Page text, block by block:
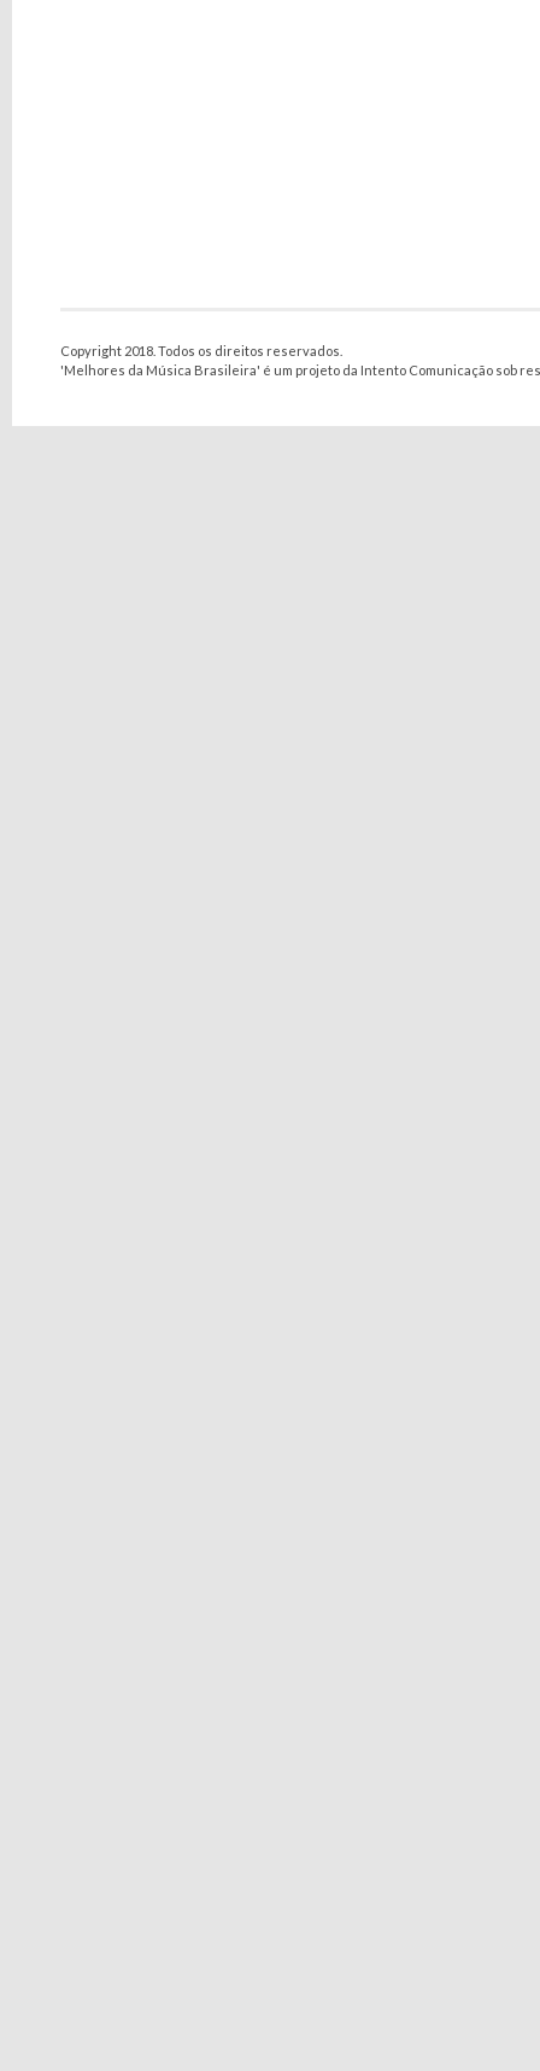
Copyright 2018. Todos os direitos reservados.
'Melhores da Música Brasileira' é um projeto da Intento Comunicação sob